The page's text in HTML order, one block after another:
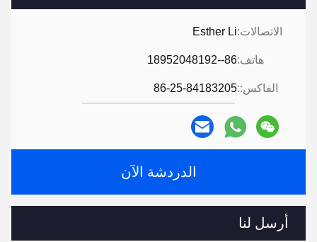
الاتصالات:Esther Li
هاتف:86--18952048192
الفاكس::86-25-84183205
الدردشة الآن
أرسل لنا